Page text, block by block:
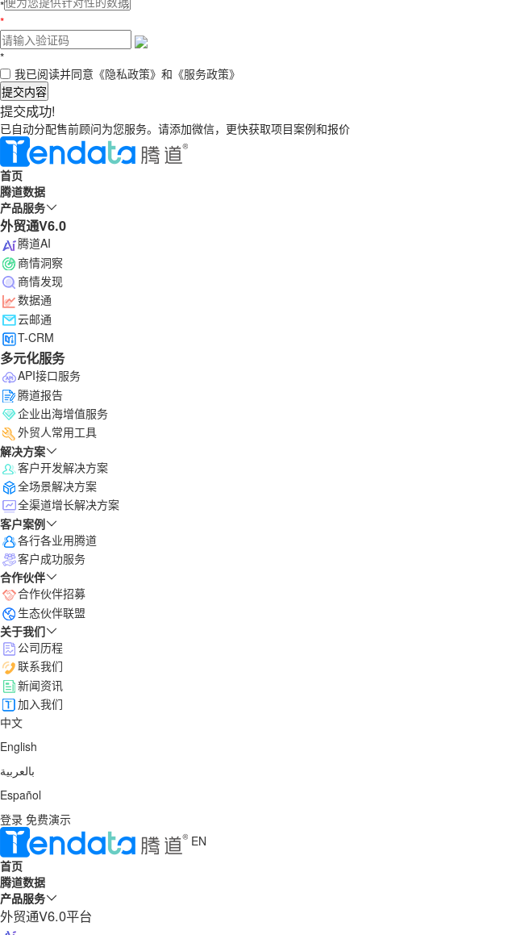
*
*
*
我已阅读并同意 《隐私政策》 和 《服务政策》
提交内容
提交成功!
已自动分配售前顾问为您服务。请添加微信，更快获取项目案例和报价
首页
腾道数据
产品服务
外贸通V6.0
腾道AI
商情洞察
商情发现
数据通
云邮通
T-CRM
多元化服务
API接口服务
腾道报告
企业出海增值服务
外贸人常用工具
解决方案
客户开发解决方案
全场景解决方案
全渠道增长解决方案
客户案例
各行各业用腾道
客户成功服务
合作伙伴
合作伙伴招募
生态伙伴联盟
关于我们
公司历程
联系我们
新闻资讯
加入我们
中文
English
بالعربية
Español
登录 免费演示
EN
首页
腾道数据
产品服务
外贸通V6.0平台